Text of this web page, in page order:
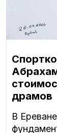
драмов
В